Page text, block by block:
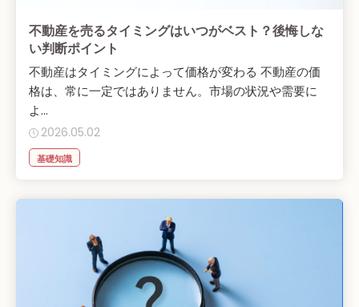
不動産を売るタイミングはいつがベスト？後悔しな
い判断ポイント
不動産はタイミングによって価格が変わる 不動産の価
格は、常に一定ではありません。市場の状況や需要に
よ...
2026.05.02
基礎知識